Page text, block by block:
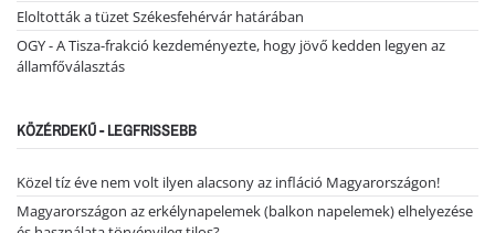
Eloltották a tüzet Székesfehérvár határában
OGY - A Tisza-frakció kezdeményezte, hogy jövő kedden legyen az
államfőválasztás
KÖZÉRDEKŰ - LEGFRISSEBB
Közel tíz éve nem volt ilyen alacsony az infláció Magyarországon!
Magyarországon az erkélynapelemek (balkon napelemek) elhelyezése